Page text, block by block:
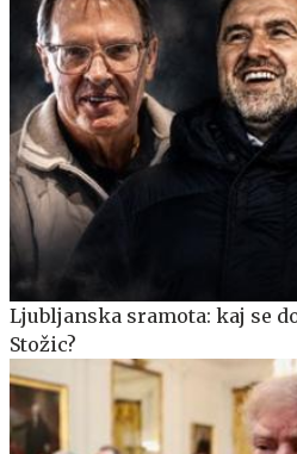
Ljubljanska sramota: kaj se
Stožic?